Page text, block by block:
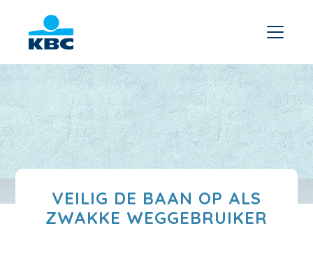
VEILIG DE BAAN OP ALS
ZWAKKE WEGGEBRUIKER